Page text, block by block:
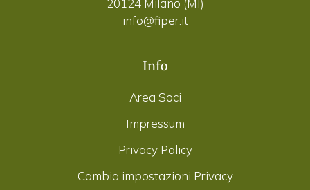
info@fiper.it
Info
Area Soci
Impressum
Privacy Policy
Cambia impostazioni Privacy